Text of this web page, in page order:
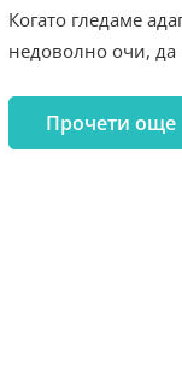
Когато гледаме
недоволно очи,
Прочети още